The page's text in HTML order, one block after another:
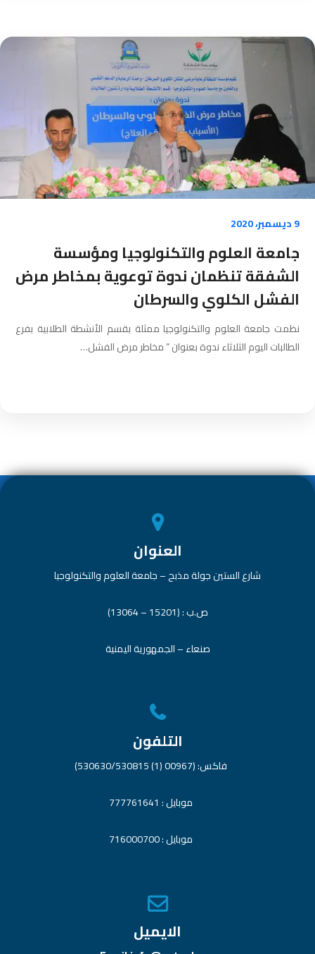
9 ديسمبر، 2020
جامعة العلوم والتكنولوجيا ومؤسسة
الشفقة تنظمان ندوة توعوية بمخاطر مرض
الفشل الكلوي والسرطان
نظمت جامعة العلوم والتكنولوجيا ممثلة بقسم الأنشطة الطلابية بفرع
الطالبات اليوم الثلاثاء ندوة بعنوان ” مخاطر مرض الفشل…
العنوان
شارع الستين جولة مذبح – جامعة العلوم والتكنولوجيا
ص.ب : (15201 – 13064)
صنعاء – الجمهورية اليمنية
التلفون
فاكس: (00967 (1) 530630/530815)
موبايل : 777761641
موبايل : 716000700
الايميل